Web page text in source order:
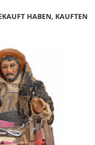
HABEN, KAUFTEN